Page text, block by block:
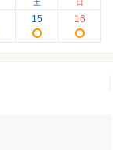
土
15
日
16